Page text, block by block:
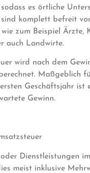
es örtliche
sind komplett befreit
wie zum Beispiel Ärzte,
auch Landwirte.
wird nach dem
Maßgeblich
Geschäftsjahr ist
Gewinn.
Dienstleistungen
meist inklusive